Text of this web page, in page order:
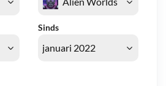
Sinds